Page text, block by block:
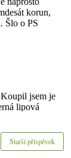
Starší příspěvek